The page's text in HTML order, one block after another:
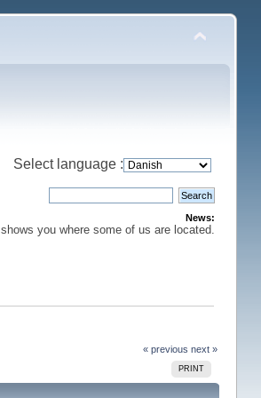
Select language :
News:
shows you where some of us are located.
« previous next »
PRINT